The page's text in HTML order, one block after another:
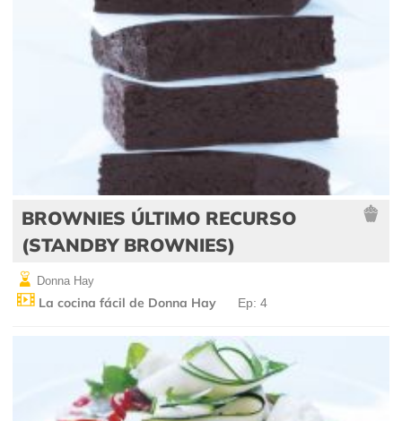
BROWNIES ÚLTIMO RECURSO
(STANDBY BROWNIES)
Donna Hay
La cocina fácil de Donna Hay Ep: 4